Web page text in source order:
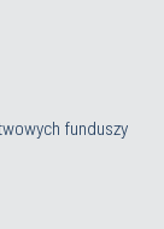
funduszy